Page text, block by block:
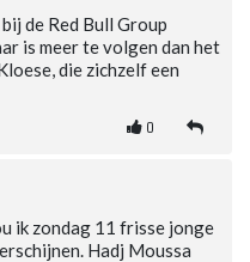
de Red Bull Group
is meer te volgen dan het
die zichzelf een
0
ik zondag 11 frisse jonge
Hadj Moussa